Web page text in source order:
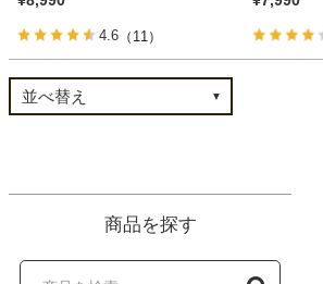
4.6 （11）
商品を探す